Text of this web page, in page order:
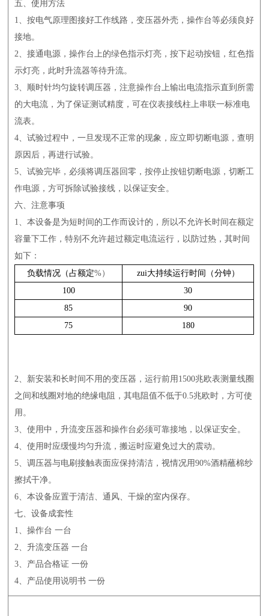
五、使用方法
1、按电气原理图接好工作线路，变压器外壳，操作台等必须良好
接地。
2、接通电源，操作台上的绿色指示灯亮，按下起动按钮，红色指
示灯亮，此时升流器等待升流。
3、顺时针均匀旋转调压器，注意操作台上输出电流指示直到所需
的大电流，为了保证测试精度，可在仪表接线柱上串联一标准电
流表。
4、试验过程中，一旦发现不正常的现象，应立即切断电源，查明
原因后，再进行试验。
5、试验完毕，必须将调压器回零，按停止按钮切断电源，切断工
作电源，方可拆除试验接线，以保证安全。
六、注意事项
1、本设备是为短时间的工作而设计的，所以不允许长时间在额定
容量下工作，特别不允许超过额定电流运行，以防过热，其时间
如下：
负载情况（占额定%）
zui大持续运行时间（分钟）
100
30
85
90
75
180
2、新安装和长时间不用的变压器，运行前用1500兆欧表测量线圈
之间和线圈对地的绝缘电阻，其电阻值不低于0.5兆欧时，方可使
用。
3、使用中，升流变压器和操作台必须可靠接地，以保证安全。
4、使用时应缓慢均匀升流，搬运时应避免过大的震动。
5、调压器与电刷接触表面应保持清洁，视情况用90%酒精蘸棉纱
擦拭干净。
6、本设备应置于清洁、通风、干燥的室内保存。
七、设备成套性
1、操作台 一台
2、升流变压器 一台
3、产品合格证 一份
4、产品使用说明书 一份